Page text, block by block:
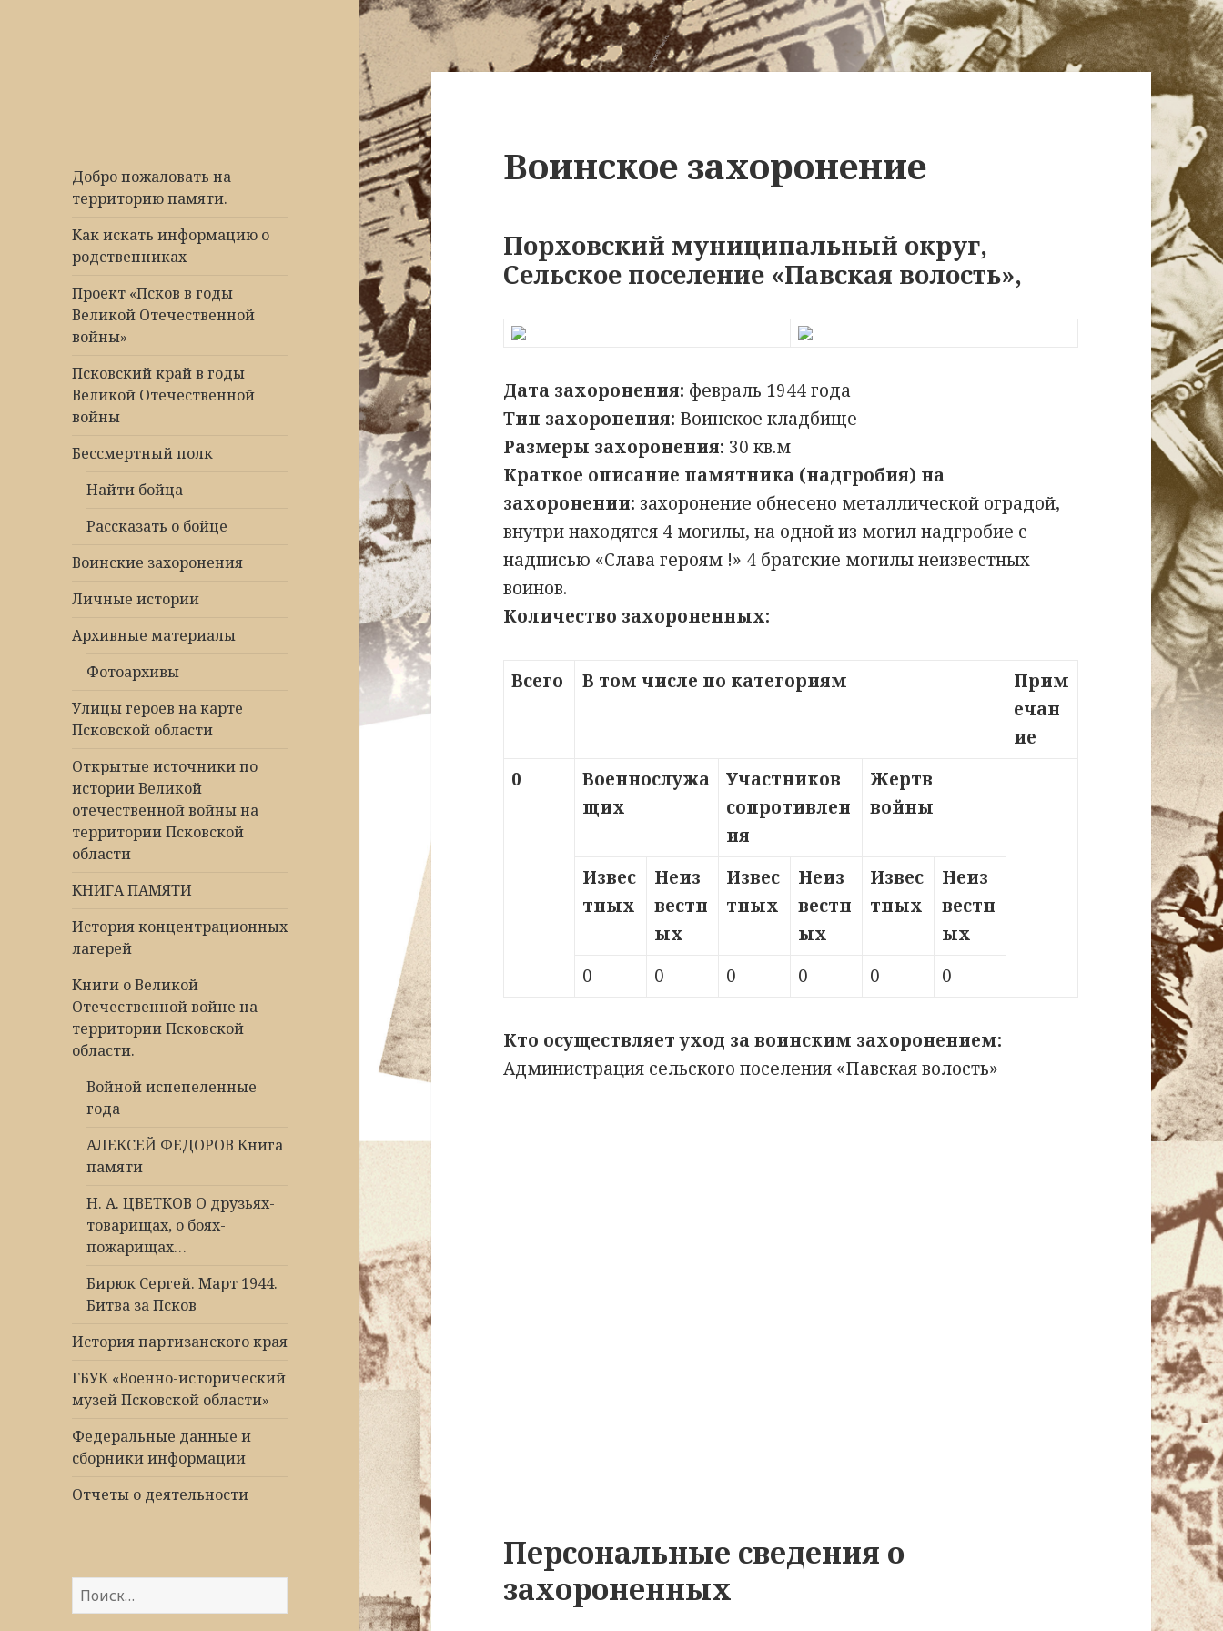
Добро пожаловать на
территорию памяти.
Как искать информацию о
родственниках
Проект «Псков в годы
Великой Отечественной
войны»
Псковский край в годы
Великой Отечественной
войны
Бессмертный полк
Найти бойца
Рассказать о бойце
Воинские захоронения
Личные истории
Архивные материалы
Фотоархивы
Улицы героев на карте
Псковской области
Открытые источники по
истории Великой
отечественной войны на
территории Псковской
области
КНИГА ПАМЯТИ
История концентрационных
лагерей
Книги о Великой
Отечественной войне на
территории Псковской
области.
Войной испепеленные
года
АЛЕКСЕЙ ФЕДОРОВ Книга
памяти
Н. А. ЦВЕТКОВ О друзьях-
товарищах, о боях-
пожарищах…
Бирюк Сергей. Март 1944.
Битва за Псков
История партизанского края
ГБУК «Военно-исторический
музей Псковской области»
Федеральные данные и
сборники информации
Отчеты о деятельности
Найти:
Воинское захоронение
Порховский муниципальный округ,
Сельское поселение «Павская волость»,
Дата захоронения: февраль 1944 года
Тип захоронения: Воинское кладбище
Размеры захоронения: 30 кв.м
Краткое описание памятника (надгробия) на
захоронении: захоронение обнесено металлической оградой,
внутри находятся 4 могилы, на одной из могил надгробие с
надписью «Слава героям !» 4 братские могилы неизвестных
воинов.
Количество захороненных:
Всего В том числе по категориям
Прим
ечан
ие
0
Военнослужа
щих
Участников
сопротивлен
ия
Жертв
войны
Извес
тных
Неиз
вестн
ых
Извес
тных
Неиз
вестн
ых
Извес
тных
Неиз
вестн
ых
0
0 0 0 0 0
Кто осуществляет уход за воинским захоронением:
Администрация сельского поселения «Павская волость»
Персональные сведения о
захороненных